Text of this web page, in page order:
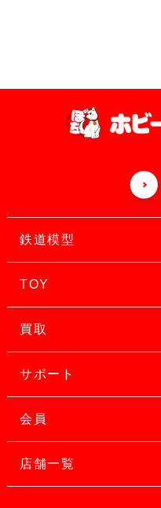
鉄道模型
TOY
買取
サポート
会員
店舗一覧